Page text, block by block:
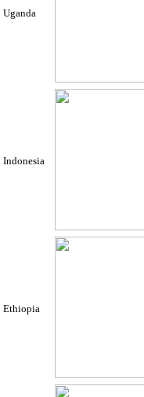
Uganda
Indonesia
Ethiopia